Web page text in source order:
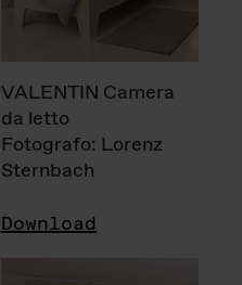
VALENTIN Camera
da letto
Fotografo: Lorenz
Sternbach
Download